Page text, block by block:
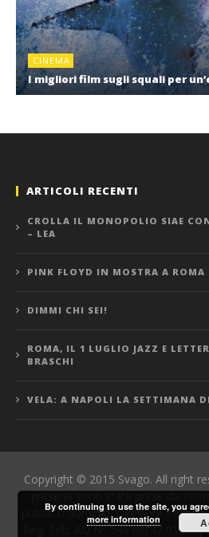
CINEMA
I migliori film sugli squali per
ARTICOLI RECENTI
CROLLA IL MONOPOLIO SIAE
– LEA
PINK FLOYD IN MOSTRA A ROMA
DIMMI CHI SEI!
ROMA, IL 1 LUGLIO JAZZ E
BRASCHI
VELA: A NAPOLI LA SETTIMANA
Copyright © 2015 Svago. All right
presenti sono state prese da
pubblico dominio. Direttore
Reg. Trib. AQ N° 549 del 12.01.06
By continuing to use the site, you
more information